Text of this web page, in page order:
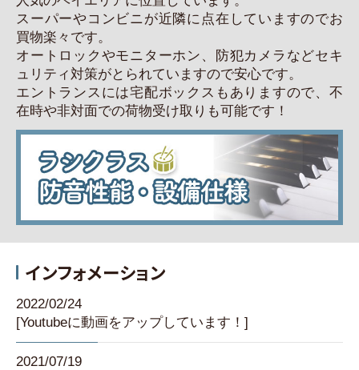
スーパーやコンビニが近隣に点在していますのでお
買物楽々です。
オートロックやモニターホン、防犯カメラなどセキ
ュリティ対策がとられていますので安心です。
エントランスには宅配ボックスもありますので、不
在時や非対面での荷物受け取りも可能です！
インフォメーション
2022/02/24
[Youtubeに動画をアップしています！]
2021/07/19